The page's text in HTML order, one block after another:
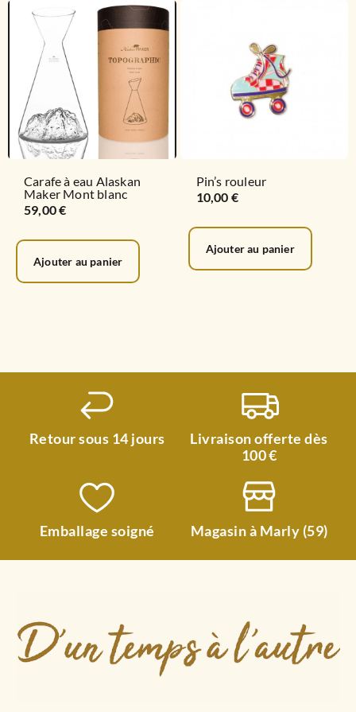
Carafe à eau Alaskan
Maker Mont blanc
59,00€
Ajouter au panier
Pin’s rouleur
10,00 €
Ajouter au panier
Retour sous 14 jours
Livraison offerte dès
100 €
Emballage soigné Magasin à Marly (59)